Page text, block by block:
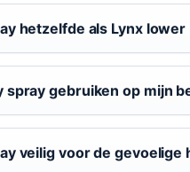
hetzelfde als Lynx lower
spray gebruiken op mijn
veilig voor de gevoelige